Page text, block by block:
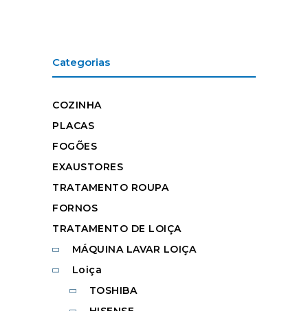
Categorias
COZINHA
PLACAS
FOGÕES
EXAUSTORES
TRATAMENTO ROUPA
FORNOS
TRATAMENTO DE LOIÇA
MÁQUINA LAVAR LOIÇA
Loiça
TOSHIBA